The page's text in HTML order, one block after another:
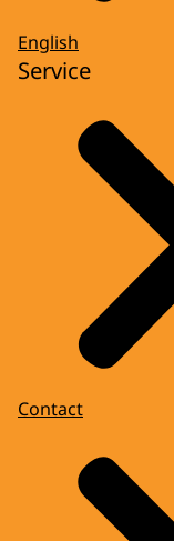
English
Service
Contact